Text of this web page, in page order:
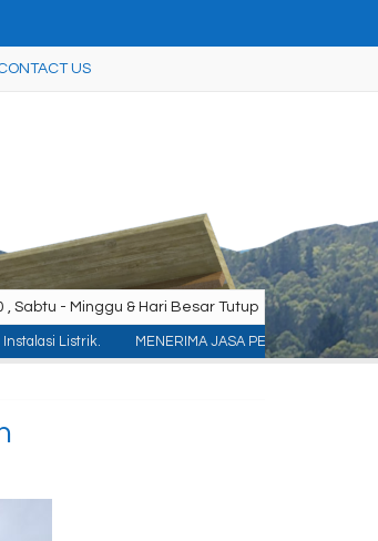
US
Sabtu - Minggu & Hari Besar Tutup
MENERIMA JASA PEMASANGAN KONTRUKSI :